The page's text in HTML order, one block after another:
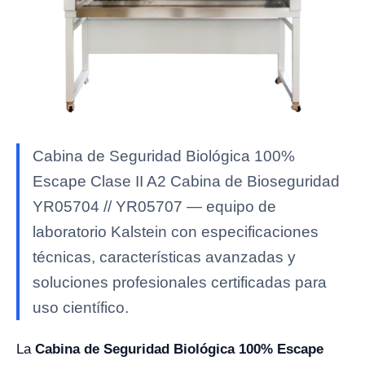
Cabina de Seguridad Biológica 100%
Escape Clase II A2 Cabina de Bioseguridad
YR05704 // YR05707 — equipo de
laboratorio Kalstein con especificaciones
técnicas, características avanzadas y
soluciones profesionales certificadas para
uso científico.
La Cabina de Seguridad Biológica 100% Escape